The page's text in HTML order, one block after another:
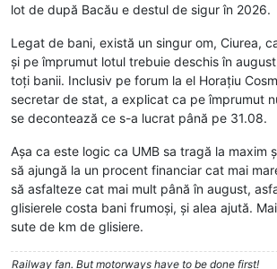
lot de după Bacău e destul de sigur în 2026.
Legat de bani, există un singur om, Ciurea,
și pe împrumut lotul trebuie deschis în
toți banii. Inclusiv pe forum la el Horațiu
secretar de stat, a explicat ca pe împrumut
se decontează ce s-a lucrat până pe 31.08.
Așa ca este logic ca UMB sa tragă la maxim
să ajungă la un procent financiar cat mai
să asfalteze cat mai mult până în august,
glisierele costa bani frumoși, și alea ajută.
sute de km de glisiere.
Railway fan. But motorways have to be done first!